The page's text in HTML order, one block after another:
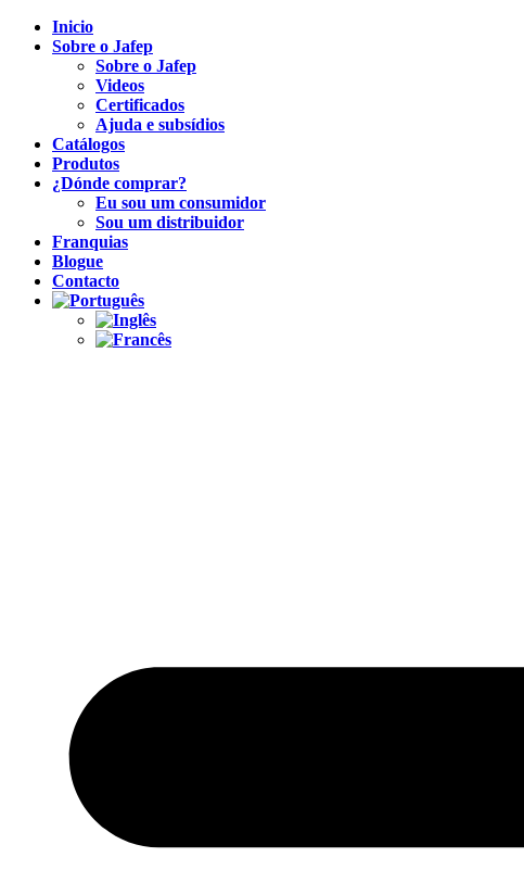
Inicio
Sobre o Jafep
Sobre o Jafep
Videos
Certificados
Ajuda e subsídios
Catálogos
Produtos
¿Dónde comprar?
Eu sou um consumidor
Sou um distribuidor
Franquias
Blogue
Contacto